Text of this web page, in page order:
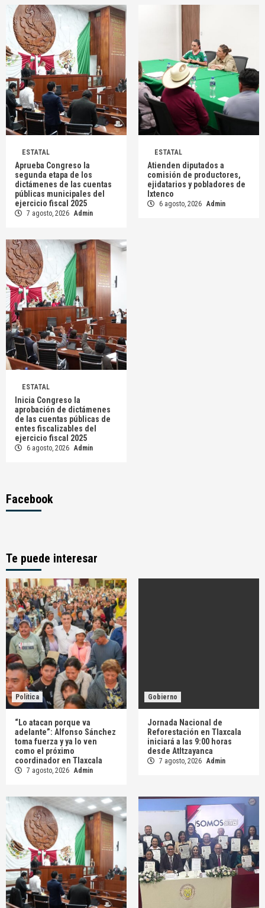
ESTATAL
Aprueba Congreso la
segunda etapa de los
dictámenes de las cuentas
públicas municipales del
ejercicio fiscal 2025
7 agosto, 2026 Admin
ESTATAL
Atienden diputados a
comisión de productores,
ejidatarios y pobladores de
Ixtenco
6 agosto, 2026 Admin
ESTATAL
Inicia Congreso la
aprobación de dictámenes
de las cuentas públicas de
entes fiscalizables del
ejercicio fiscal 2025
6 agosto, 2026 Admin
Facebook
Te puede interesar
Política
“Lo atacan porque va
adelante”: Alfonso Sánchez
toma fuerza y ya lo ven
como el próximo
coordinador en Tlaxcala
7 agosto, 2026 Admin
Gobierno
Jornada Nacional de
Reforestación en Tlaxcala
iniciará a las 9:00 horas
desde Atltzayanca
7 agosto, 2026 Admin